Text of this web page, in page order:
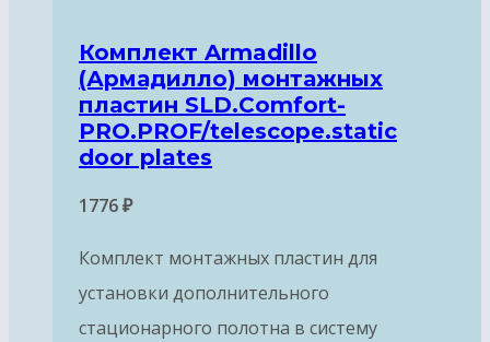
Комплект Armadillo
(Армадилло) монтажных
пластин SLD.Comfort-
PRO.PROF/telescope.static
door plates
1776₽
Комплект монтажных пластин для
установки дополнительного
стационарного полотна в систему